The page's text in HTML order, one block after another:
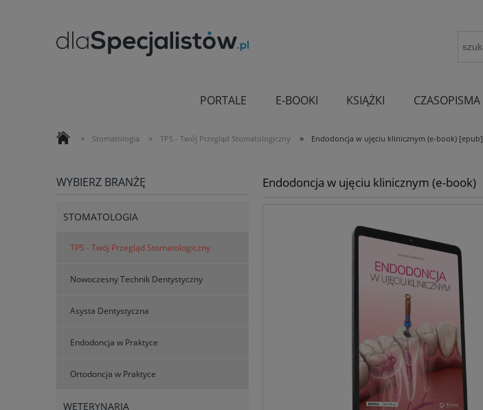
PORTALE E-BOOKI KSIĄŻKI CZASOPISMA
» Stomatologia » TPS - Twój Przegląd Stomatologiczny » Endodoncja w ujęciu klinicznym (e-book) [epub]
WYBIERZ BRANŻĘ
STOMATOLOGIA
TPS - Twój Przegląd Stomatologiczny
Nowoczesny Technik Dentystyczny
Asysta Dentystyczna
Endodoncja w Praktyce
Ortodoncja w Praktyce
WETERYNARIA
Endodoncja w ujęciu klinicznym (e-book)